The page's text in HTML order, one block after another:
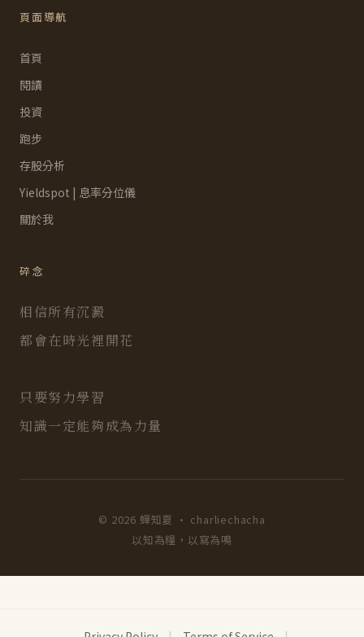
頁面導航
首頁
閱讀
投資
跑步
存股分析
Yieldspot | 息率分位儀
關於我
碎念
相信所有沉澱
都會在時光裡開花
只要努力學習
知識一定能夠成為力量
© 2026 蟬知夏 · charliechacha
以知為糧，以寫為鳴